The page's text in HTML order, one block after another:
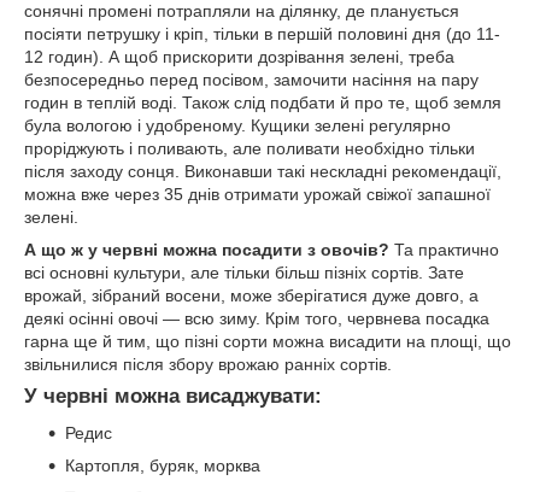
сонячні промені потрапляли на ділянку, де планується
посіяти петрушку і кріп, тільки в першій половині дня (до 11-
12 годин). А щоб прискорити дозрівання зелені, треба
безпосередньо перед посівом, замочити насіння на пару
годин в теплій воді. Також слід подбати й про те, щоб земля
була вологою і удобреному. Кущики зелені регулярно
проріджують і поливають, але поливати необхідно тільки
після заходу сонця. Виконавши такі нескладні рекомендації,
можна вже через 35 днів отримати урожай свіжої запашної
зелені.
А що ж у червні можна посадити з овочів? Та практично
всі основні культури, але тільки більш пізніх сортів. Зате
врожай, зібраний восени, може зберігатися дуже довго, а
деякі осінні овочі — всю зиму. Крім того, червнева посадка
гарна ще й тим, що пізні сорти можна висадити на площі, що
звільнилися після збору врожаю ранніх сортів.
У червні можна висаджувати:
Редис
Картопля, буряк, морква